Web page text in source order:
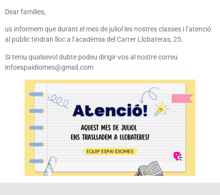
Dear families,
us informem que durant el mes de juliol les nostres classes i l’atenció
al públic tindran lloc a l’acadèmia del Carrer Llobateras, 25.
Si teniu qualsevol dubte podeu dirigir-vos al nostre correu
infoespaidiomes@gmail.com